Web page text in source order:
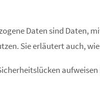
Daten sind Daten,
Sie erläutert auch,